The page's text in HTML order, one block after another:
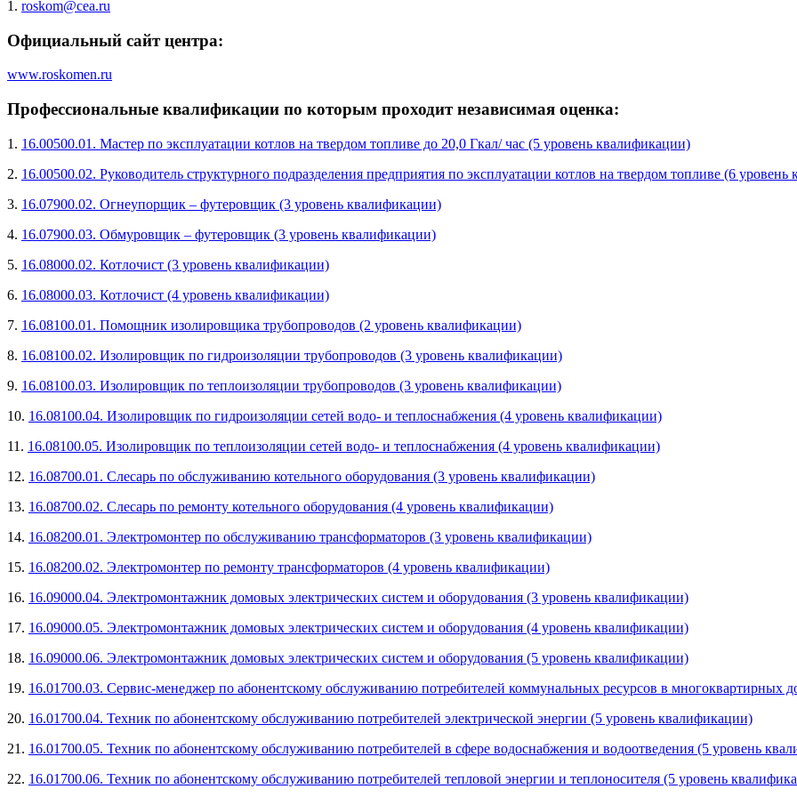
1. roskom@cea.ru
Официальный сайт центра:
www.roskomen.ru
Профессиональные квалификации по которым проходит независимая оценка:
1. 16.00500.01. Мастер по эксплуатации котлов на твердом топливе до 20,0 Гкал/ час (5 уровень квалификации)
2. 16.00500.02. Руководитель структурного подразделения предприятия по эксплуатации котлов на твердом топливе (6
3. 16.07900.02. Огнеупорщик – футеровщик (3 уровень квалификации)
4. 16.07900.03. Обмуровщик – футеровщик (3 уровень квалификации)
5. 16.08000.02. Котлочист (3 уровень квалификации)
6. 16.08000.03. Котлочист (4 уровень квалификации)
7. 16.08100.01. Помощник изолировщика трубопроводов (2 уровень квалификации)
8. 16.08100.02. Изолировщик по гидроизоляции трубопроводов (3 уровень квалификации)
9. 16.08100.03. Изолировщик по теплоизоляции трубопроводов (3 уровень квалификации)
10. 16.08100.04. Изолировщик по гидроизоляции сетей водо- и теплоснабжения (4 уровень квалификации)
11. 16.08100.05. Изолировщик по теплоизоляции сетей водо- и теплоснабжения (4 уровень квалификации)
12. 16.08700.01. Слесарь по обслуживанию котельного оборудования (3 уровень квалификации)
13. 16.08700.02. Слесарь по ремонту котельного оборудования (4 уровень квалификации)
14. 16.08200.01. Электромонтер по обслуживанию трансформаторов (3 уровень квалификации)
15. 16.08200.02. Электромонтер по ремонту трансформаторов (4 уровень квалификации)
16. 16.09000.04. Электромонтажник домовых электрических систем и оборудования (3 уровень квалификации)
17. 16.09000.05. Электромонтажник домовых электрических систем и оборудования (4 уровень квалификации)
18. 16.09000.06. Электромонтажник домовых электрических систем и оборудования (5 уровень квалификации)
19. 16.01700.03. Сервис-менеджер по абонентскому обслуживанию потребителей коммунальных ресурсов в многоквартирных
20. 16.01700.04. Техник по абонентскому обслуживанию потребителей электрической энергии (5 уровень квалификации)
21. 16.01700.05. Техник по абонентскому обслуживанию потребителей в сфере водоснабжения и водоотведения (5 уровень
22. 16.01700.06. Техник по абонентскому обслуживанию потребителей тепловой энергии и теплоносителя (5 уровень